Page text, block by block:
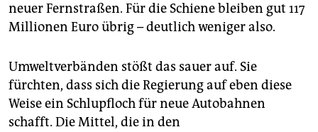
neuer Fernstraßen. Für die Schiene bleiben gut 117
Millionen Euro übrig – deutlich weniger also.
Umweltverbänden stößt das sauer auf. Sie
fürchten, dass sich die Regierung auf eben diese
Weise ein Schlupfloch für neue Autobahnen
schafft. Die Mittel, die in den